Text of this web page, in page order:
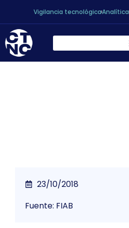
Vigilancia tecnológicaAnalítica
23/10/2018
Fuente: FIAB